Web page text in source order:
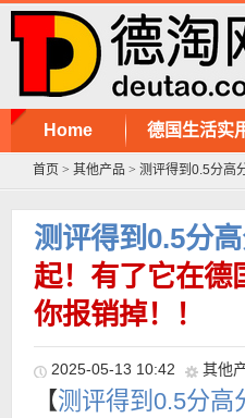
Home 德国生活实
首页 > 其他产品 > 测评得到0.5分高
测评得到0.5分
起！有了它在德
你报销掉！！
2025-05-13 10:42 其他
【测评得到0.5分高